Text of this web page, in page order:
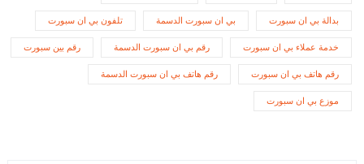
بدالة بي ان سبورت بي ان سبورت الدسمة تلفون بي ان سبورت
خدمة عملاء بي ان سبورت رقم بي ان سبورت الدسمة رقم بين سبورت
رقم هاتف بي ان سبورت رقم هاتف بي ان سبورت الدسمة
موزع بي ان سبورت